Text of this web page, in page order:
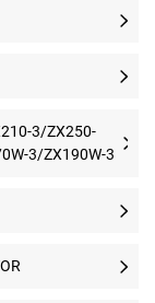
3/ZX250-
3/ZX190W-3